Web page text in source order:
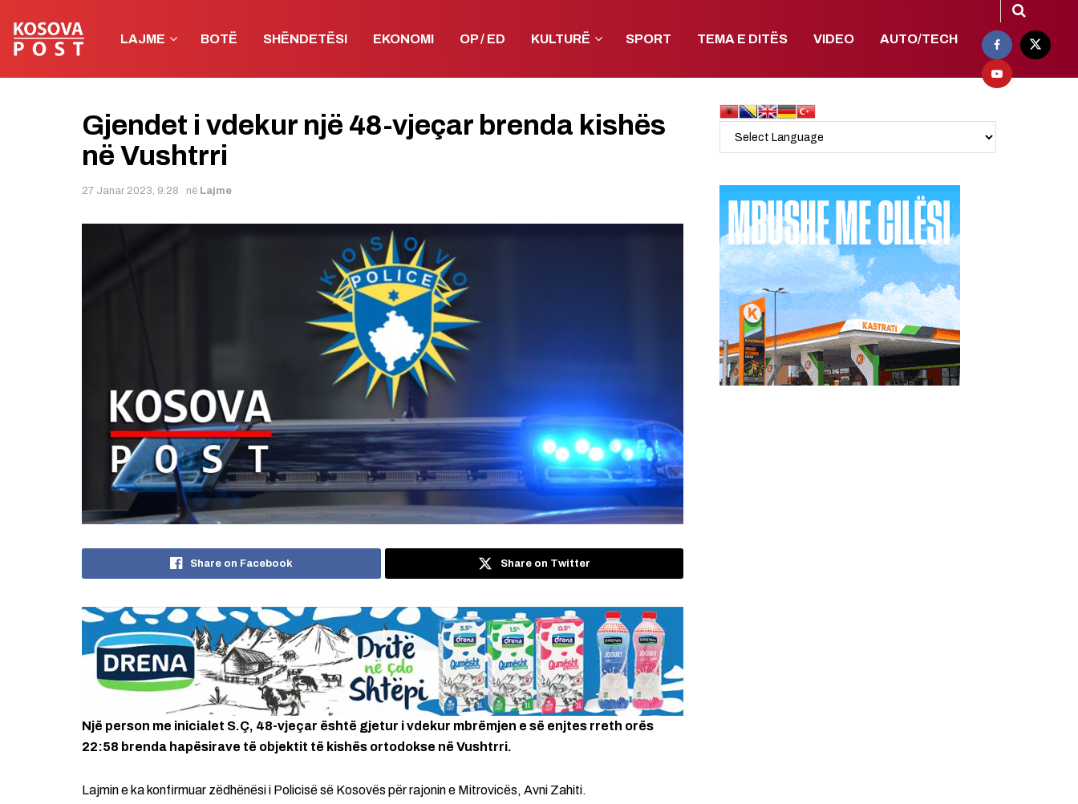
LAJME BOTË SHËNDETËSI EKONOMI OP / ED KULTURË SPORT TEMA E DITËS VIDEO AUTO/TECH
Gjendet i vdekur një 48-vjeçar brenda kishës
në Vushtrri
27 Janar 2023, 9:28 në Lajme
Share on Facebook Share on Twitter
Një person me inicialet S.Ç, 48-vjeçar është gjetur i vdekur mbrëmjen e së enjtes rreth orës
22:58 brenda hapësirave të objektit të kishës ortodokse në Vushtrri.
Lajmin e ka konfirmuar zëdhënësi i Policisë së Kosovës për rajonin e Mitrovicës, Avni Zahiti.